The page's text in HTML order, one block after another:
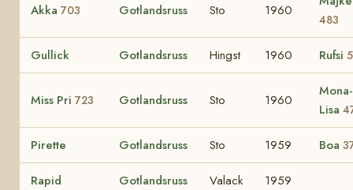
Akka 703 Gotlandsruss Sto 1960
483
Gullick Gotlandsruss Hingst 1960 Rufsi
Miss Pri 723 Gotlandsruss Sto 1960
Mona-
Lisa
Pirette Gotlandsruss Sto 1959 Boa
Rapid Gotlandsruss Valack 1959